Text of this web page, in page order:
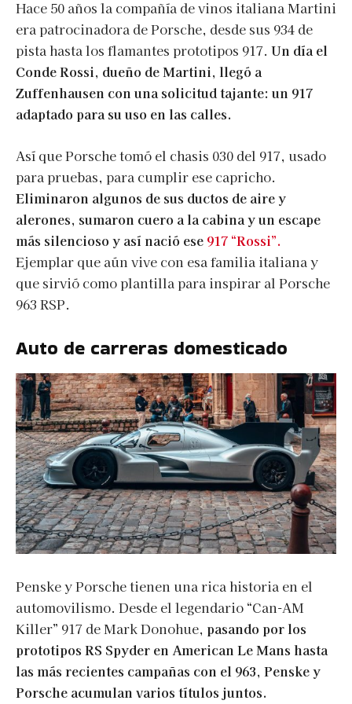
Hace 50 años la compañía de vinos italiana Martini
era patrocinadora de Porsche, desde sus 934 de
pista hasta los flamantes prototipos 917. Un día el
Conde Rossi, dueño de Martini, llegó a
Zuffenhausen con una solicitud tajante: un 917
adaptado para su uso en las calles.
Así que Porsche tomó el chasis 030 del 917, usado
para pruebas, para cumplir ese capricho.
Eliminaron algunos de sus ductos de aire y
alerones, sumaron cuero a la cabina y un escape
más silencioso y así nació ese 917 “Rossi”.
Ejemplar que aún vive con esa familia italiana y
que sirvió como plantilla para inspirar al Porsche
963 RSP.
Auto de carreras domesticado
Penske y Porsche tienen una rica historia en el
automovilismo. Desde el legendario “Can-AM
Killer” 917 de Mark Donohue, pasando por los
prototipos RS Spyder en American Le Mans hasta
las más recientes campañas con el 963, Penske y
Porsche acumulan varios títulos juntos.